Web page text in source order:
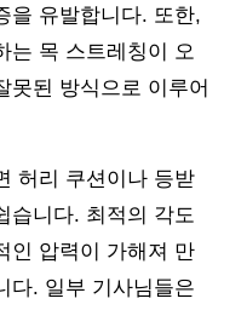
을 유발합니다. 또한,
는 목 스트레칭이 오
못된 방식으로 이루어
허리 쿠션이나 등받
습니다. 최적의 각도
인 압력이 가해져 만
다. 일부 기사님들은